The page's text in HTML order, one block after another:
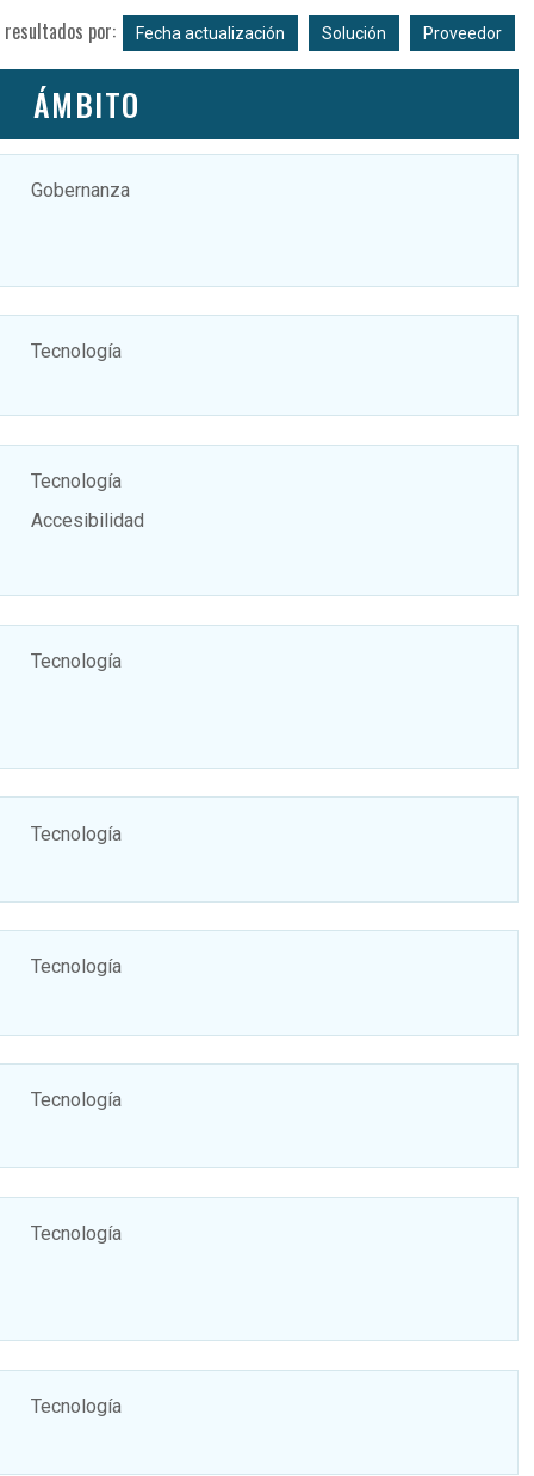
resultados por: Fecha actualización Solución Proveedor
ÁMBITO
Gobernanza
Tecnología
Tecnología
Accesibilidad
Tecnología
Tecnología
Tecnología
Tecnología
Tecnología
Tecnología